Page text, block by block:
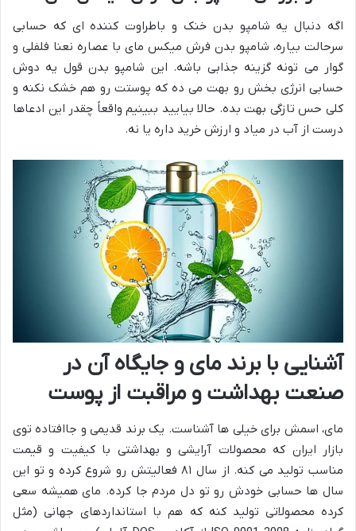
اگه دنبال یه شامپو بدن خنک و باطراوت کننده ای که حسابی
سرحالت بیاره، شامپو بدن فرش میکس مای با عصاره نعنا فلفلی و
گوار می تونه گزینه جذابی باشه. این شامپو بدن قول یه دوش
حسابی انرژی بخش رو بهت می ده که پوستت رو هم خشک نکنه و
کلی حس تازگی بهت بده. حالا بیایید ببینیم واقعاً چقدر این ادعاها
درست از آب در میاد و ارزش خرید داره یا نه.
آشنایی با برند مای و جایگاه آن در
صنعت بهداشت و مراقبت از پوست
مای، اسمش برای خیلی ها آشناست. یک برند قدیمی و جاافتاده توی
بازار ایران که محصولات آرایشی و بهداشتی با کیفیت و قیمت
مناسب تولید می کنه. از سال ۸۱ فعالیتش رو شروع کرده و تو این
سال ها حسابی خودش رو تو دل مردم جا کرده. مای همیشه سعی
کرده محصولاتی تولید کنه که هم با استانداردهای جهانی (مثل